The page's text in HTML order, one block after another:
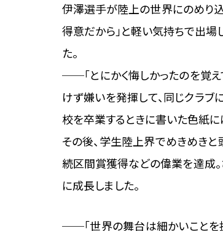
伊澤選手が陸上の世界にのめり
得意だから」と軽い気持ちで出
た。
──「とにかく悔しかったのを覚え
けず嫌いを発揮して、同じクラブ
校を卒業するときに書いた色紙に
その後、学生陸上界でめきめき
続区間賞獲得などの偉業を達成
に成長しました。
──「世界の舞台は細かいことを